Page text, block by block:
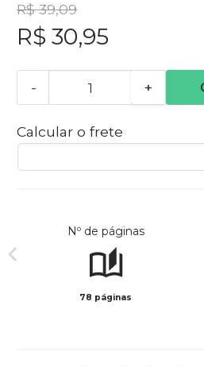
R$ 39,09
R$ 30,95
- +
Calcular o frete
Nº de páginas
78 páginas